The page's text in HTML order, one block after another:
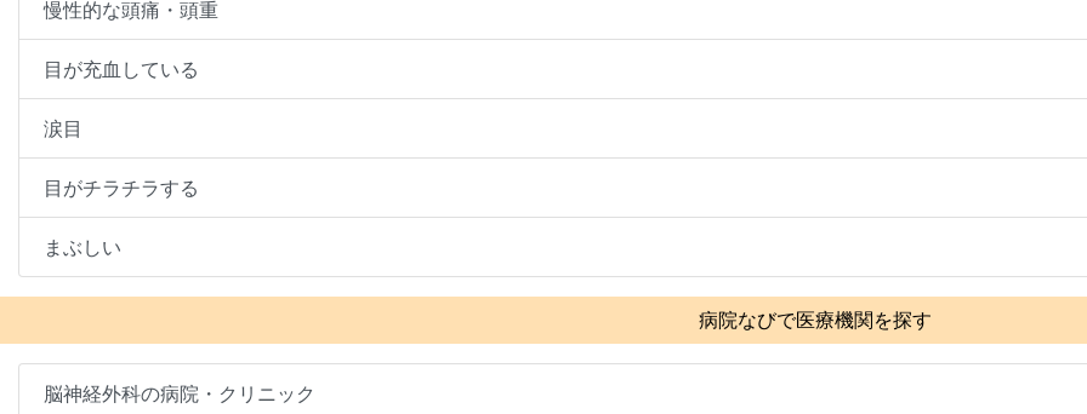
慢性的な頭痛・頭重
目が充血している
涙目
目がチラチラする
まぶしい
病院なびで医療機関を探す
脳神経外科の病院・クリニック